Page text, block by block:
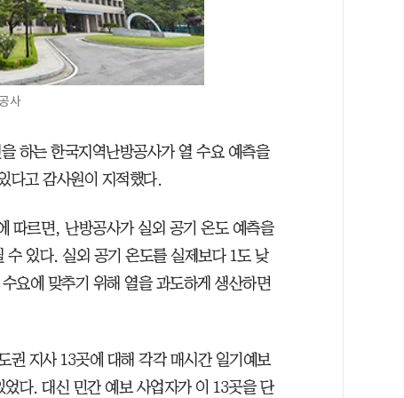
사
하는 한국지역난방공사가 열 수요 예측을
다고 감사원이 지적했다.
따르면, 난방공사가 실외 공기 온도 예측을
있다. 실외 공기 온도를 실제보다 1도 낮
요에 맞추기 위해 열을 과도하게 생산하면
권 지사 13곳에 대해 각각 매시간 일기예보
다. 대신 민간 예보 사업자가 이 13곳을 단